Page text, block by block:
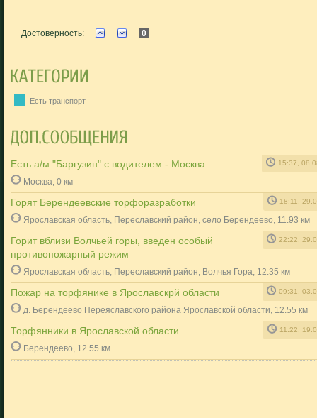
Достоверность: 0
Есть транспорт
Есть а/м "Баргузин" с водителем - Москва 15:37,
Москва, 0 км
Горят Берендеевские торфоразработки 18:11,
Ярославская область, Переславский район, село Берендеево, 11.93 км
Горит вблизи Волчьей горы, введен особый
противопожарный режим
22:22,
Ярославская область, Переславский район, Волчья Гора, 12.35 км
Пожар на торфянике в Ярославскрй области 09:31,
д. Берендеево Переяславского района Ярославской области, 12.55 км
Торфянники в Ярославской области 11:22,
Берендеево, 12.55 км